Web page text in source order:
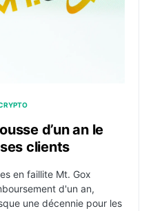
d’un an le
clients
en faillite Mt. Gox
d'un an,
une décennie pour les